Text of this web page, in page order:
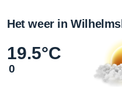
Het weer in
19.5°C
0